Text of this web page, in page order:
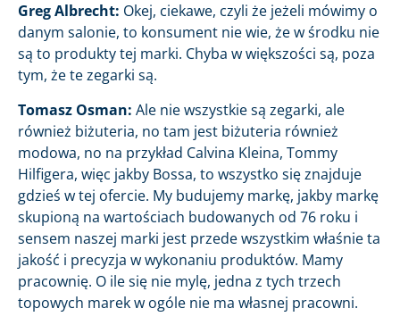
Greg Albrecht: Okej, ciekawe, czyli że jeżeli mówimy o
danym salonie, to konsument nie wie, że w środku nie
są to produkty tej marki. Chyba w większości są, poza
tym, że te zegarki są.
Tomasz Osman: Ale nie wszystkie są zegarki, ale
również biżuteria, no tam jest biżuteria również
modowa, no na przykład Calvina Kleina, Tommy
Hilfigera, więc jakby Bossa, to wszystko się znajduje
gdzieś w tej ofercie. My budujemy markę, jakby markę
skupioną na wartościach budowanych od 76 roku i
sensem naszej marki jest przede wszystkim właśnie ta
jakość i precyzja w wykonaniu produktów. Mamy
pracownię. O ile się nie mylę, jedna z tych trzech
topowych marek w ogóle nie ma własnej pracowni.